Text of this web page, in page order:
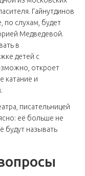
Гайнутдинов
по слухам, будет
Медведевой.
в
детей с
откроет
катание и
писательницей
её больше не
будут называть